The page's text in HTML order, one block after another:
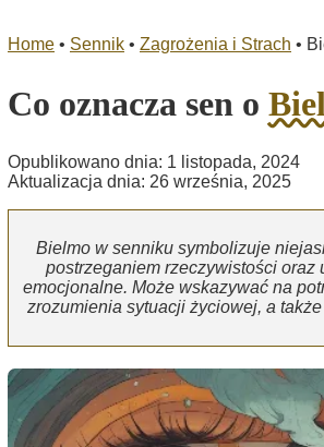
Home • Sennik • Zagrożenia i Strach •
Co oznacza sen o
Opublikowano dnia: 1 listopada, 2024
Aktualizacja dnia: 26 września, 2025
Bielmo w senniku symbolizuje
postrzeganiem rzeczywistości oraz
emocjonalne. Może wskazywać na
zrozumienia sytuacji życiowej, a